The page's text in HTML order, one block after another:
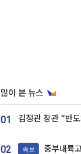
많이 본 뉴스
01
02 속보 중부내륙고